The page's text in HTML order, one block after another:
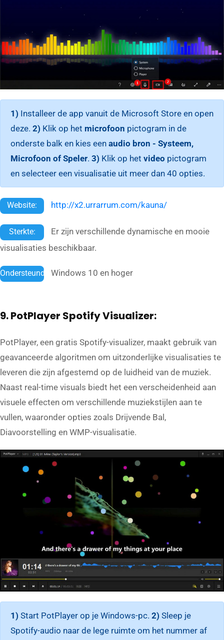
1) Installeer de app vanuit de Microsoft Store en open
deze. 2) Klik op het microfoon pictogram in de
onderste balk en kies een audio bron - Systeem,
Microfoon of Speler. 3) Klik op het video pictogram
en selecteer een visualisatie uit meer dan 40 opties.
Website: http://x2.urrarrum.com/kauna/
Sterkte:
Er zijn verschillende dynamische en mooie
visualisaties beschikbaar.
Ondersteund: Windows 10 en hoger
9. PotPlayer Spotify Visualizer:
PotPlayer, een gratis Spotify-visualizer, maakt gebruik van
geavanceerde algoritmen om uitzonderlijke visualisaties te
leveren die zijn afgestemd op de luidheid van de muziek.
Naast real-time visuals biedt het een verscheidenheid aan
visuele effecten om verschillende muziekstijlen aan te
vullen, waaronder opties zoals Drijvende Bal,
Diavoorstelling en WMP-visualisatie.
1) Start PotPlayer op je Windows-pc. 2) Sleep je
Spotify-audio naar de lege ruimte om het nummer af